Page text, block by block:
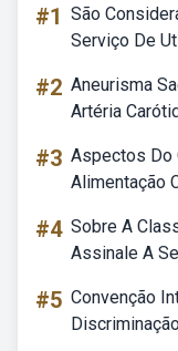
#1 São
Serviço De
#2 Aneurisma
Artéria
#3 Aspectos Do
Alimentação
#4 Sobre A
Assinale A
#5 Convenção